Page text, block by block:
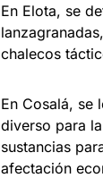
En Elota, se
chalecos
En Cosalá, se
diverso para
sustancias
afectación